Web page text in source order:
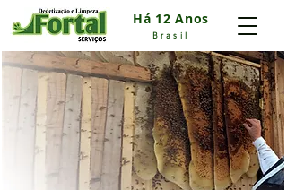
Há 12 Anos
Brasil